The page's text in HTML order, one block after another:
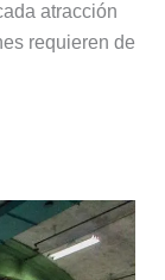
atracción
requieren de